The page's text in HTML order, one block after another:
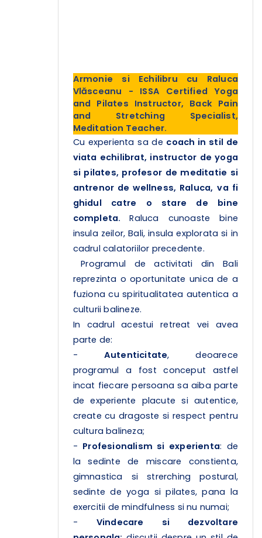
Armonie si Echilibru cu Raluca
Vlăsceanu - ISSA Certified Yoga
and Pilates Instructor, Back Pain
and Stretching Specialist,
Meditation Teacher.
Cu experienta sa de coach in stil de
viata echilibrat, instructor de yoga
si pilates, profesor de meditatie si
antrenor de wellness, Raluca, va fi
ghidul catre o stare de bine
completa.Raluca cunoaste bine
insula zeilor, Bali, insula explorata si in
cadrul calatoriilor precedente.
Programul de activitati din Bali
reprezinta o oportunitate unica de a
fuziona cu spiritualitatea autentica a
culturii balineze.
In cadrul acestui retreat vei avea
parte de:
- Autenticitate, deoarece
programul a fost conceput astfel
incat fiecare persoana sa aiba parte
de experiente placute si autentice,
create cu dragoste si respect pentru
cultura balineza;
- Profesionalism si experienta: de
la sedinte de miscare constienta,
gimnastica si strerching postural,
sedinte de yoga si pilates, pana la
exercitii de mindfulness si nu numai;
- Vindecare si dezvoltare